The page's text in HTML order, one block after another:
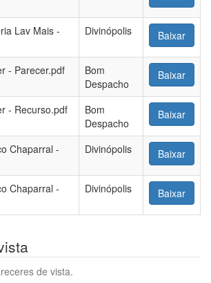
Lav Mais -
Divinópolis Baixar
- Parecer.pdf
Bom
Despacho
Baixar
- Recurso.pdf
Bom
Despacho
Baixar
Chaparral -
Divinópolis Baixar
Chaparral -
Divinópolis Baixar
de vista.